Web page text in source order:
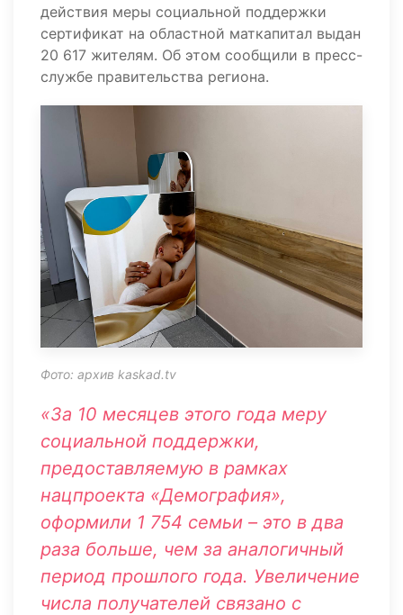
действия меры социальной поддержки
сертификат на областной маткапитал выдан
20 617 жителям. Об этом сообщили в пресс-
службе правительства региона.
Фото: архив kaskad.tv
«За 10 месяцев этого года меру
социальной поддержки,
предоставляемую в рамках
нацпроекта «Демография»,
оформили 1 754 семьи – это в два
раза больше, чем за аналогичный
период прошлого года. Увеличение
числа получателей связано с